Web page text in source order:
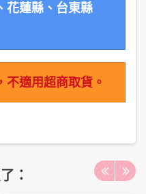
花蓮縣、台東縣
不適用超商取貨。
：